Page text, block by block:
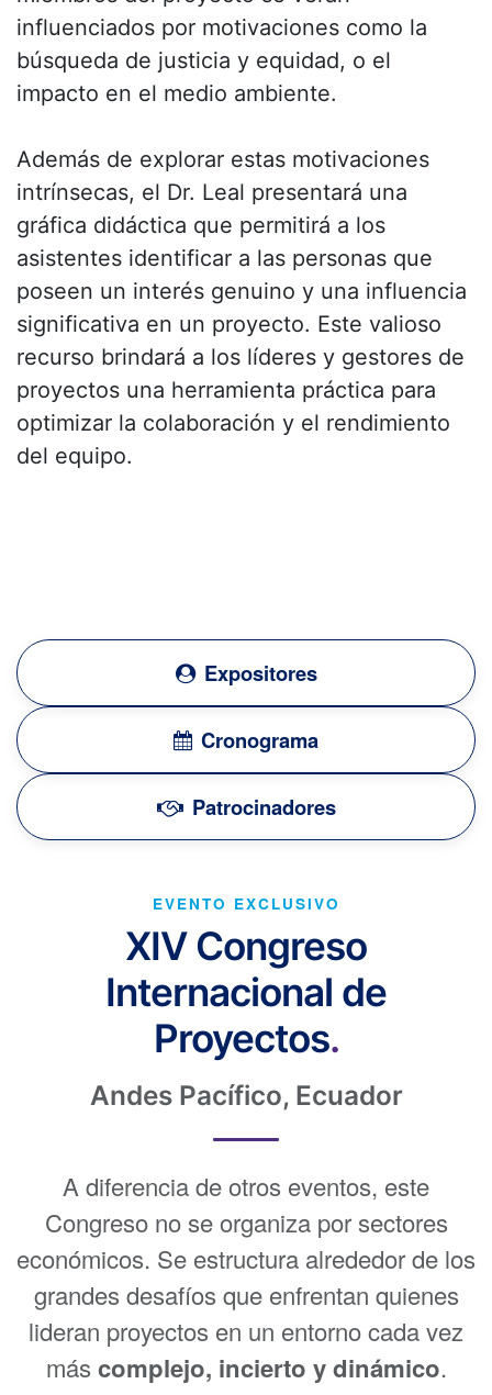
influenciados por motivaciones como la
búsqueda de justicia y equidad, o el
impacto en el medio ambiente.
Además de explorar estas motivaciones
intrínsecas, el Dr. Leal presentará una
gráfica didáctica que permitirá a los
asistentes identificar a las personas que
poseen un interés genuino y una influencia
significativa en un proyecto. Este valioso
recurso brindará a los líderes y gestores de
proyectos una herramienta práctica para
optimizar la colaboración y el rendimiento
del equipo.
Expositores
Cronograma
Patrocinadores
EVENTO EXCLUSIVO
XIV Congreso
Internacional de
Proyectos.
Andes Pacífico, Ecuador
A diferencia de otros eventos, este
Congreso no se organiza por sectores
económicos. Se estructura alrededor de los
grandes desafíos que enfrentan quienes
lideran proyectos en un entorno cada vez
más complejo, incierto y dinámico.